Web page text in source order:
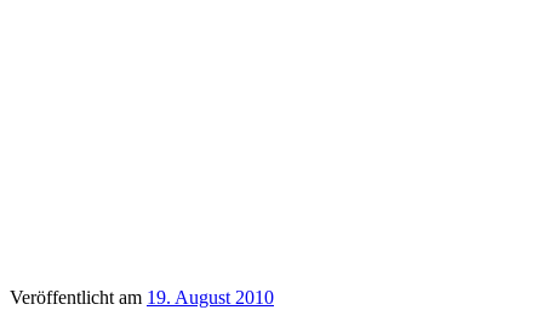
Veröffentlicht am 19. August 2010